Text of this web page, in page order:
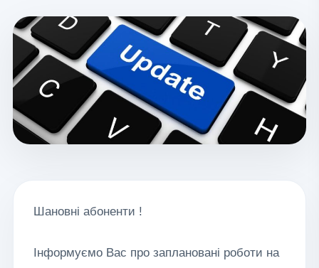
Шановні абоненти !
Інформуємо Вас про заплановані роботи на